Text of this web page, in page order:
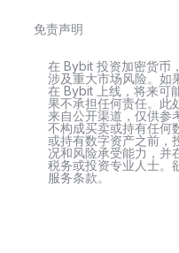
免责声明
在 Bybit 投资加密货币
涉及重大市场风险。如
在 Bybit 上线，将来可
果不承担任何责任。此
来自公开渠道，仅供参
不构成买卖或持有任何
或持有数字资产之前，
况和风险承受能力，并
税务或投资专业人士。
服务条款。